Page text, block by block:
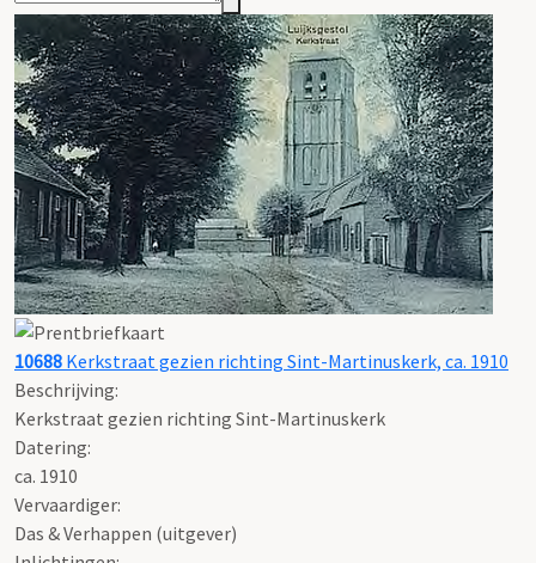
10688 Kerkstraat gezien richting Sint-Martinuskerk, ca. 1910
Beschrijving:
Kerkstraat gezien richting Sint-Martinuskerk
Datering:
ca. 1910
Vervaardiger:
Das & Verhappen (uitgever)